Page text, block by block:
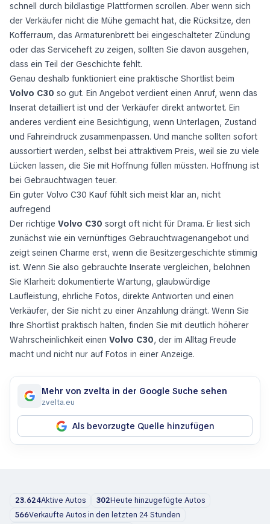
schnell durch bildlastige Plattformen scrollen. Aber wenn sich
der Verkäufer nicht die Mühe gemacht hat, die Rücksitze, den
Kofferraum, das Armaturenbrett bei eingeschalteter Zündung
oder das Serviceheft zu zeigen, sollten Sie davon ausgehen,
dass ein Teil der Geschichte fehlt.
Genau deshalb funktioniert eine praktische Shortlist beim
Volvo C30 so gut. Ein Angebot verdient einen Anruf, wenn das
Inserat detailliert ist und der Verkäufer direkt antwortet. Ein
anderes verdient eine Besichtigung, wenn Unterlagen, Zustand
und Fahreindruck zusammenpassen. Und manche sollten sofort
aussortiert werden, selbst bei attraktivem Preis, weil sie zu viele
Lücken lassen, die Sie mit Hoffnung füllen müssten. Hoffnung ist
bei Gebrauchtwagen teuer.
Ein guter Volvo C30 Kauf fühlt sich meist klar an, nicht
aufregend
Der richtige Volvo C30 sorgt oft nicht für Drama. Er liest sich
zunächst wie ein vernünftiges Gebrauchtwagenangebot und
zeigt seinen Charme erst, wenn die Besitzergeschichte stimmig
ist. Wenn Sie also gebrauchte Inserate vergleichen, belohnen
Sie Klarheit: dokumentierte Wartung, glaubwürdige
Laufleistung, ehrliche Fotos, direkte Antworten und einen
Verkäufer, der Sie nicht zu einer Anzahlung drängt. Wenn Sie
Ihre Shortlist praktisch halten, finden Sie mit deutlich höherer
Wahrscheinlichkeit einen Volvo C30, der im Alltag Freude
macht und nicht nur auf Fotos in einer Anzeige.
Mehr von zvelta in der Google Suche sehen
zvelta.eu
Als bevorzugte Quelle hinzufügen
23.624Aktive Autos 302Heute hinzugefügte Autos
566Verkaufte Autos in den letzten 24 Stunden